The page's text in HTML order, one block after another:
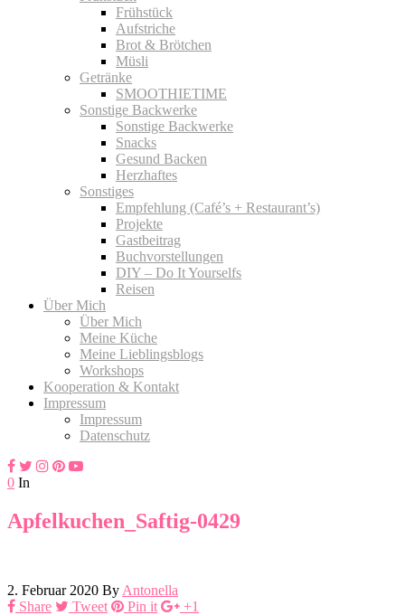
Frühstück
Aufstriche
Brot & Brötchen
Müsli
Getränke
SMOOTHIETIME
Sonstige Backwerke
Sonstige Backwerke
Snacks
Gesund Backen
Herzhaftes
Sonstiges
Empfehlung (Café’s + Restaurant’s)
Projekte
Gastbeitrag
Buchvorstellungen
DIY – Do It Yourselfs
Reisen
Über Mich
Über Mich
Meine Küche
Meine Lieblingsblogs
Workshops
Kooperation & Kontakt
Impressum
Impressum
Datenschutz
0 In
Apfelkuchen_Saftig-0429
2. Februar 2020 By Antonella
Share
Tweet Pin it +1